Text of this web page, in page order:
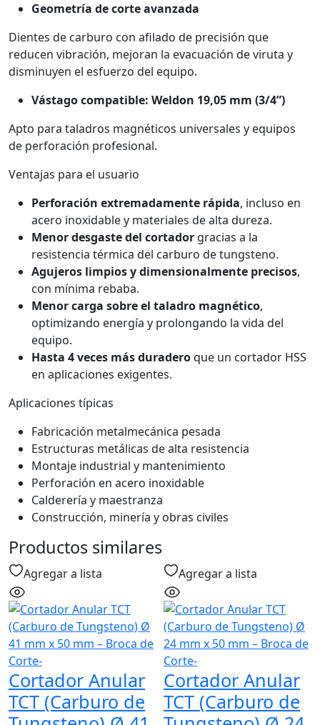
Geometría de corte avanzada
Dientes de carburo con afilado de precisión que
reducen vibración, mejoran la evacuación de viruta y
disminuyen el esfuerzo del equipo.
Vástago compatible: Weldon 19,05 mm (3/4”)
Apto para taladros magnéticos universales y equipos
de perforación profesional.
Ventajas para el usuario
Perforación extremadamente rápida, incluso en
acero inoxidable y materiales de alta dureza.
Menor desgaste del cortador gracias a la
resistencia térmica del carburo de tungsteno.
Agujeros limpios y dimensionalmente precisos,
con mínima rebaba.
Menor carga sobre el taladro magnético,
optimizando energía y prolongando la vida del
equipo.
Hasta 4 veces más duraderoque un cortador HSS
en aplicaciones exigentes.
Aplicaciones típicas
Fabricación metalmecánica pesada
Estructuras metálicas de alta resistencia
Montaje industrial y mantenimiento
Perforación en acero inoxidable
Calderería y maestranza
Construcción, minería y obras civiles
Productos similares
Agregar a lista
Cortador Anular
TCT (Carburo de
Agregar a lista
Cortador Anular
TCT (Carburo de